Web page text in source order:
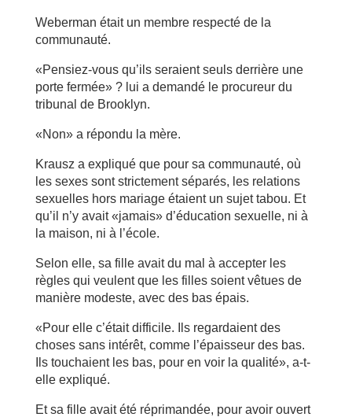
Weberman était un membre respecté de la
communauté.
«Pensiez-vous qu’ils seraient seuls derrière une
porte fermée» ? lui a demandé le procureur du
tribunal de Brooklyn.
«Non» a répondu la mère.
Krausz a expliqué que pour sa communauté, où
les sexes sont strictement séparés, les relations
sexuelles hors mariage étaient un sujet tabou. Et
qu’il n’y avait «jamais» d’éducation sexuelle, ni à
la maison, ni à l’école.
Selon elle, sa fille avait du mal à accepter les
règles qui veulent que les filles soient vêtues de
manière modeste, avec des bas épais.
«Pour elle c’était difficile. Ils regardaient des
choses sans intérêt, comme l’épaisseur des bas.
Ils touchaient les bas, pour en voir la qualité», a-t-
elle expliqué.
Et sa fille avait été réprimandée, pour avoir ouvert